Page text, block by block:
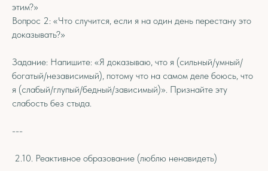
этим?»
Вопрос 2: «Что случится, если я на один день перестану это
доказывать?»
Задание: Напишите: «Я доказываю, что я (сильный/умный/
богатый/независимый), потому что на самом деле боюсь, что
я (слабый/глупый/бедный/зависимый)». Признайте эту
слабость без стыда.
---
2.10. Реактивное образование (люблю ненавидеть)